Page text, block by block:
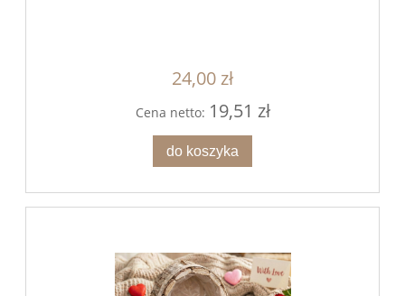
24,00 zł
Cena netto: 19,51 zł
do koszyka